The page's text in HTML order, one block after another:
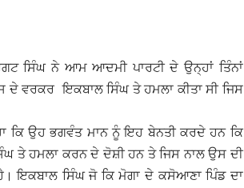
ਸਿੰਘ ਨੇ ਆਮ ਆਦਮੀ ਪਾਰਟੀ ਦੇ ਉਨ੍ਹਾਂ ਤਿੰਨਾਂ
ਦੇ ਵਰਕਰ ਇਕਬਾਲ ਸਿੰਘ ਤੇ ਹਮਲਾ ਕੀਤਾ ਸੀ ਜਿਸ
ਕਿ ਉਹ ਭਗਵੰਤ ਮਾਨ ਨੂੰ ਇਹ ਬੇਨਤੀ ਕਰਦੇ ਹਨ ਕਿ
ਤੇ ਹਮਲਾ ਕਰਨ ਦੇ ਦੋਸ਼ੀ ਹਨ ਤੇ ਜਿਸ ਨਾਲ ਉਸ ਦੀ
ਇਕਬਾਲ ਸਿੰਘ ਜੋ ਕਿ ਮੋਗਾ ਦੇ ਕਸੋਆਣਾ ਪਿੰਡ ਦਾ